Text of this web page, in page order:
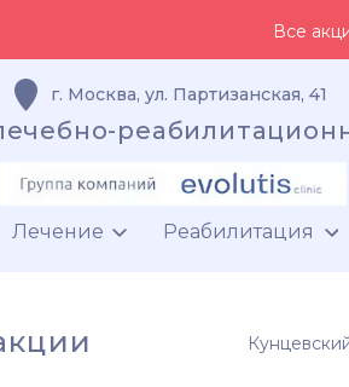
Все
г. Москва, ул. Партизанская, 41
Лечение Реабилитация